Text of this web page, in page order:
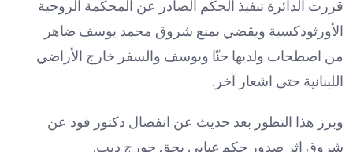
قررت الدائرة تنفيذ الحكم الصادر عن المحكمة الروحية
الأورثوذكسية ويقضي بمنع شروق محمد يوسف ضاهر
من اصطحاب ولديها حنّا ويوسف والسفر خارج الأراضي
اللبنانية حتى اشعار آخر.
وبرز هذا التطور بعد حديث عن انفصال دكتور فود عن
شروق اثر صدور حكم غيابي بحق جورج ديب.